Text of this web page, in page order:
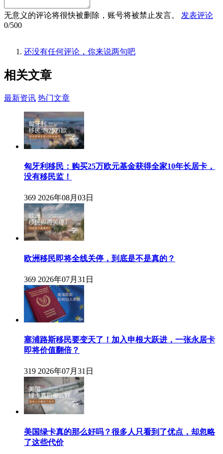
无意义的评论将很快被删除，账号将被禁止发言。
发表评论
0/500
还没有任何评论，你来说两句吧
相关文章
最新资讯 热门文章
匈牙利移民：购买25万欧元基金获得全家10年长居卡，
没有移民监！
369 2026年08月03日
欧洲移民即将全线关停，到底是不是真的？
369 2026年07月31日
塞浦路斯移民要变天了！加入申根大跃进，一张永居卡
即将价值翻倍？
319 2026年07月31日
美国绿卡真的那么好吗？很多人只看到了优点，却忽略
了这些代价